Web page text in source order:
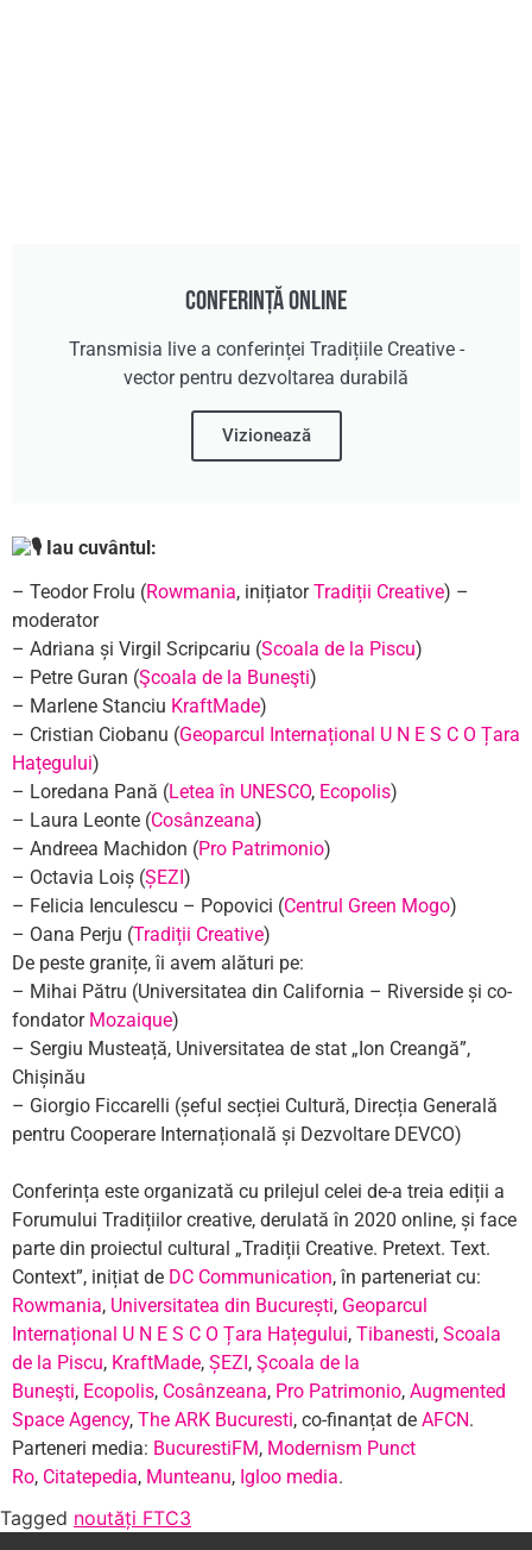
Conferință online
Transmisia live a conferinței Tradițiile Creative -
vector pentru dezvoltarea durabilă
Vizionează
Iau cuvântul:
– Teodor Frolu (Rowmania, inițiatorTradiții Creative) –
moderator
– Adriana și Virgil Scripcariu (Scoala de la Piscu)
– Petre Guran (Şcoala de la Buneşti)
– Marlene Stanciu KraftMade)
– Cristian Ciobanu (Geoparcul Internațional U N E S C O Țara
Hațegului)
– Loredana Pană (Letea în UNESCO, Ecopolis)
– Laura Leonte (Cosânzeana)
– Andreea Machidon (Pro Patrimonio)
– Octavia Loiș (ȘEZI)
– Felicia Ienculescu – Popovici (Centrul Green Mogo)
– Oana Perju (Tradiții Creative)
De peste granițe, îi avem alături pe:
– Mihai Pătru (Universitatea din California – Riverside și co-
fondator Mozaique)
– Sergiu Musteață, Universitatea de stat „Ion Creangă”,
Chișinău
– Giorgio Ficcarelli (șeful secției Cultură, Direcția Generală
pentru Cooperare Internațională și Dezvoltare DEVCO)
Conferința este organizată cu prilejul celei de-a treia ediții a
Forumului Tradițiilor creative, derulată în 2020 online, și face
parte din proiectul cultural „Tradiții Creative. Pretext. Text.
Context”, inițiat de DC Communication, în parteneriat cu:
Rowmania, Universitatea din București, Geoparcul
Internațional U N E S C O Țara Hațegului, Tibanesti, Scoala
de la Piscu, KraftMade, ȘEZI, Şcoala de la
Buneşti, Ecopolis, Cosânzeana, Pro Patrimonio, Augmented
Space Agency, The ARK Bucuresti, co-finanțat de AFCN.
Parteneri media: BucurestiFM, Modernism Punct
Ro, Citatepedia, Munteanu, Igloo media.
Tagged noutăți FTC3